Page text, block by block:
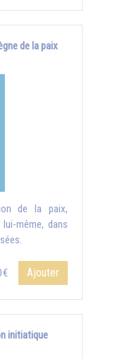
de la paix
de la paix,
même, dans
Ajouter
initiatique